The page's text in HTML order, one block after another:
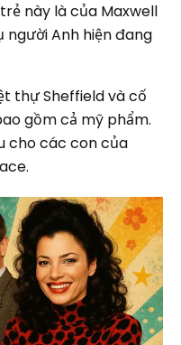
này là của Maxwell
người Anh hiện đang
thự Sheffield và cố
gồm cả mỹ phẩm.
cho các con của